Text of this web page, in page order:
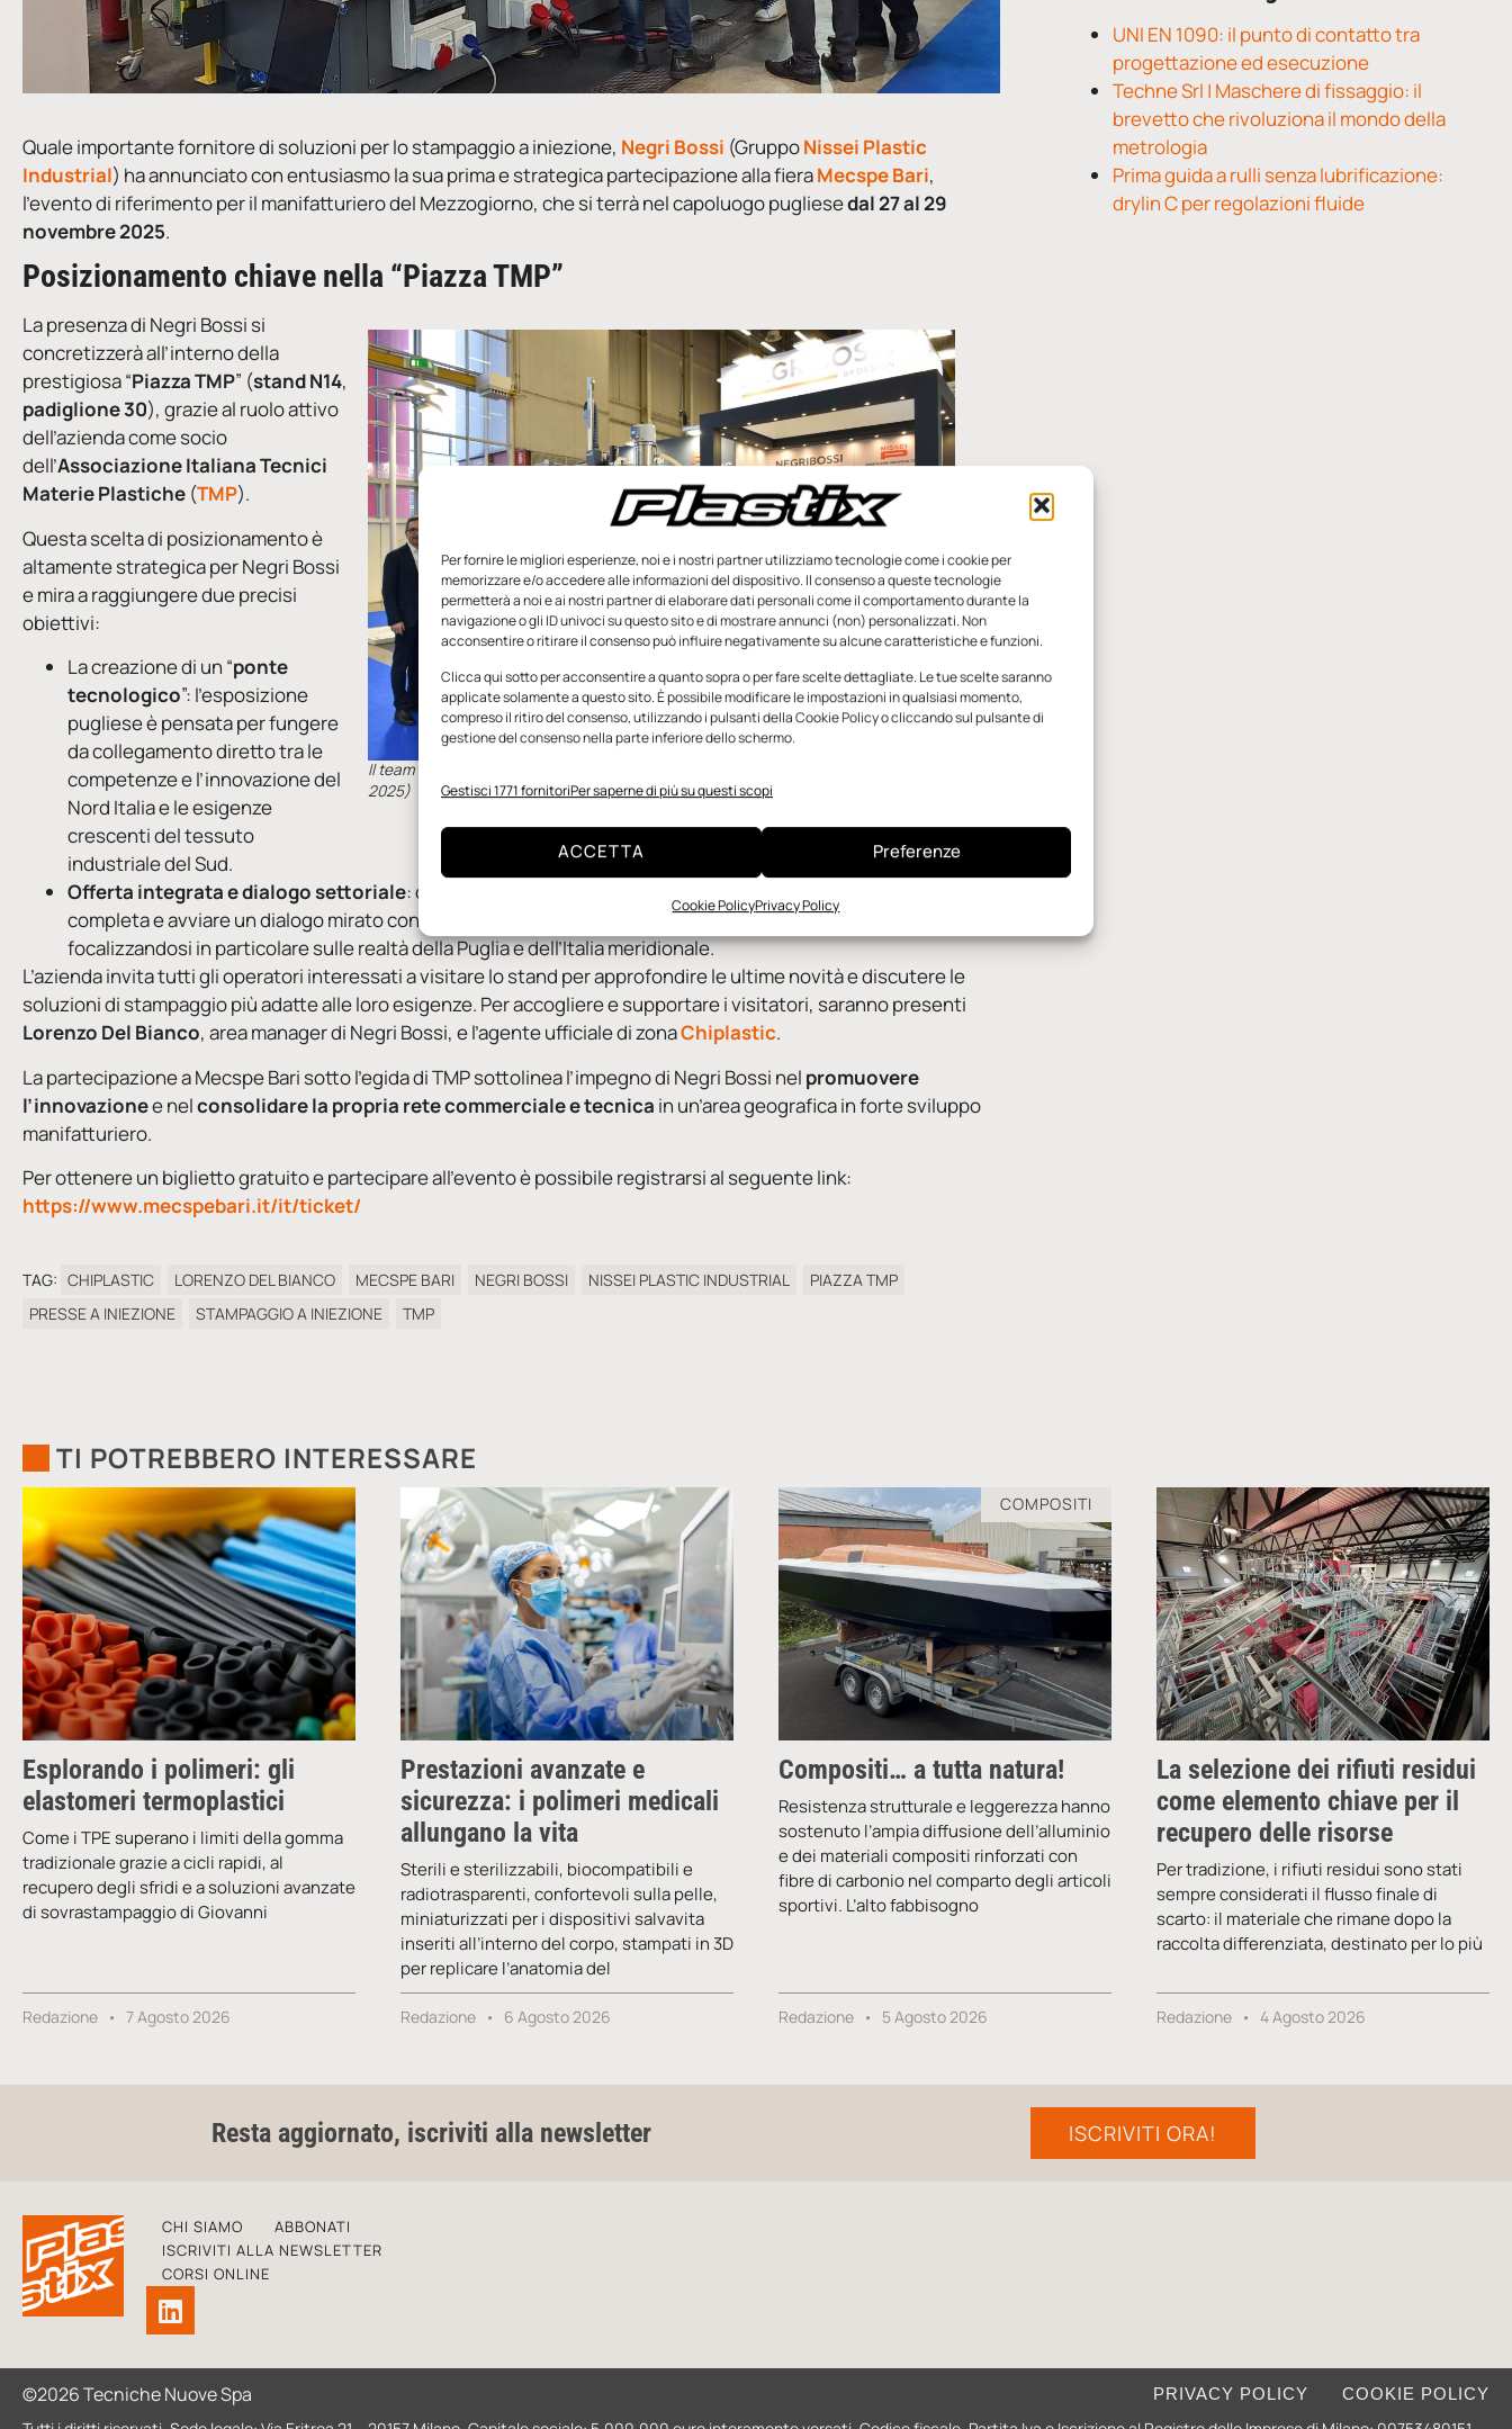
Per fornire le migliori esperienze, noi e i nostri partner utilizziamo tecnologie come i cookie per
memorizzare e/o accedere alle informazioni del dispositivo. Il consenso a queste tecnologie
permetterà a noi e ai nostri partner di elaborare dati personali come il comportamento durante la
navigazione o gli ID univoci su questo sito e di mostrare annunci (non) personalizzati. Non
acconsentire o ritirare il consenso può influire negativamente su alcune caratteristiche e funzioni.
Clicca qui sotto per acconsentire a quanto sopra o per fare scelte dettagliate. Le tue scelte saranno
applicate solamente a questo sito. È possibile modificare le impostazioni in qualsiasi momento,
compreso il ritiro del consenso, utilizzando i pulsanti della Cookie Policy o cliccando sul pulsante di
gestione del consenso nella parte inferiore dello schermo.
Gestisci 1771 fornitoriPer saperne di più su questi scopi
ACCETTA Preferenze
Cookie PolicyPrivacy Policy
Quale importante fornitore di soluzioni per lo stampaggio a iniezione, Negri Bossi (GruppoNissei Plastic
Industrial) ha annunciato con entusiasmo la sua prima e strategica partecipazione alla fieraMecspe Bari,
l’evento di riferimento per il manifatturiero del Mezzogiorno, che si terrà nel capoluogo pugliesedal 27 al 29
novembre 2025.
Posizionamento chiave nella “Piazza TMP”
Il team di Negri Bossi all’ultima edizione della fiera Mecspe di Bologna (5-7 marzo
2025)
La presenza di Negri Bossi si
concretizzerà all’interno della
prestigiosa “Piazza TMP” (stand N14,
padiglione 30), grazie al ruolo attivo
dell’azienda come socio
dell’Associazione Italiana Tecnici
Materie Plastiche (TMP).
Questa scelta di posizionamento è
altamente strategica per Negri Bossi
e mira a raggiungere due precisi
obiettivi:
La creazione di un “ponte
tecnologico”: l’esposizione
pugliese è pensata per fungere
da collegamento diretto tra le
competenze e l’innovazione del
Nord Italia e le esigenze
crescenti del tessuto
industriale del Sud.
Offerta integrata e dialogo settoriale: dalla “Piazza TMP”, Negri Bossi intende presentare la sua offerta
completa e avviare un dialogo mirato con tecnici, specialisti e operatori del settore delle materie plastiche,
focalizzandosi in particolare sulle realtà della Puglia e dell’Italia meridionale.
L’azienda invita tutti gli operatori interessati a visitare lo stand per approfondire le ultime novità e discutere le
soluzioni di stampaggio più adatte alle loro esigenze. Per accogliere e supportare i visitatori, saranno presenti
Lorenzo Del Bianco, area manager di Negri Bossi, e l’agente ufficiale di zonaChiplastic.
La partecipazione a Mecspe Bari sotto l’egida di TMP sottolinea l’impegno di Negri Bossi nel promuovere
l’innovazionee nelconsolidare la propria rete commerciale e tecnica in un’area geografica in forte sviluppo
manifatturiero.
Per ottenere un biglietto gratuito e partecipare all’evento è possibile registrarsi al seguente link:
https://www.mecspebari.it/it/ticket/
TAG: CHIPLASTIC LORENZO DEL BIANCO MECSPE BARI NEGRI BOSSI NISSEI PLASTIC INDUSTRIAL
PIAZZA TMP
PRESSE A INIEZIONE
STAMPAGGIO A INIEZIONE TMP
UNI EN 1090: il punto di contatto tra
progettazione ed esecuzione
Techne Srl | Maschere di fissaggio: il
brevetto che rivoluziona il mondo della
metrologia
Prima guida a rulli senza lubrificazione:
drylin C per regolazioni fluide
TI POTREBBERO INTERESSARE
Esplorando i polimeri: gli
elastomeri termoplastici
Come i TPE superano i limiti della gomma
tradizionale grazie a cicli rapidi, al
recupero degli sfridi e a soluzioni avanzate
di sovrastampaggio di Giovanni
Redazione 7 Agosto 2026
Prestazioni avanzate e
sicurezza: i polimeri medicali
allungano la vita
Sterili e sterilizzabili, biocompatibili e
radiotrasparenti, confortevoli sulla pelle,
miniaturizzati per i dispositivi salvavita
inseriti all’interno del corpo, stampati in 3D
per replicare l’anatomia del
Redazione 6 Agosto 2026
COMPOSITI
Compositi… a tutta natura!
Resistenza strutturale e leggerezza hanno
sostenuto l’ampia diffusione dell’alluminio
e dei materiali compositi rinforzati con
fibre di carbonio nel comparto degli articoli
sportivi. L’alto fabbisogno
Redazione 5 Agosto 2026
La selezione dei rifiuti residui
come elemento chiave per il
recupero delle risorse
Per tradizione, i rifiuti residui sono stati
sempre considerati il flusso finale di
scarto: il materiale che rimane dopo la
raccolta differenziata, destinato per lo più
Redazione 4 Agosto 2026
Resta aggiornato, iscriviti alla newsletter ISCRIVITI ORA!
CHI SIAMO
ABBONATI
ISCRIVITI ALLA NEWSLETTER
CORSI ONLINE
©2026 Tecniche Nuove Spa PRIVACY POLICY COOKIE POLICY